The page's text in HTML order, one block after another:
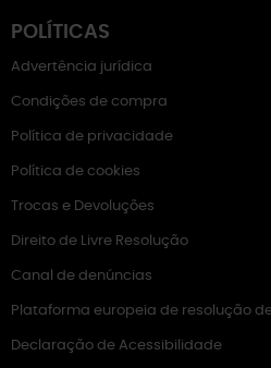
POLÍTICAS
Advertência jurídica
Condições de compra
Política de privacidade
Política de cookies
Trocas e Devoluções
Direito de Livre Resolução
Canal de denúncias
Plataforma europeia de resolução
Declaração de Acessibilidade